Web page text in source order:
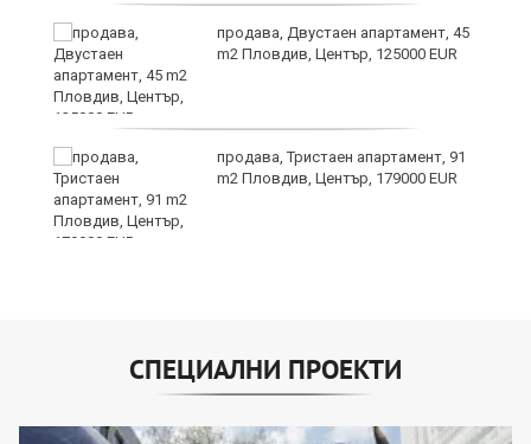
продава, Двустаен апартамент, 45
m2 Пловдив, Център, 125000 EUR
продава, Тристаен апартамент, 91
m2 Пловдив, Център, 179000 EUR
СПЕЦИАЛНИ ПРОЕКТИ